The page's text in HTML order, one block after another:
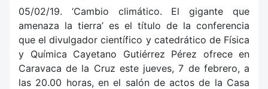
05/02/19. ‘Cambio climático. El gigante que
amenaza la tierra’ es el título de la conferencia
que el divulgador científico y catedrático de Física
y Química Cayetano Gutiérrez Pérez ofrece en
Caravaca de la Cruz este jueves, 7 de febrero, a
las 20.00 horas, en el salón de actos de la Casa